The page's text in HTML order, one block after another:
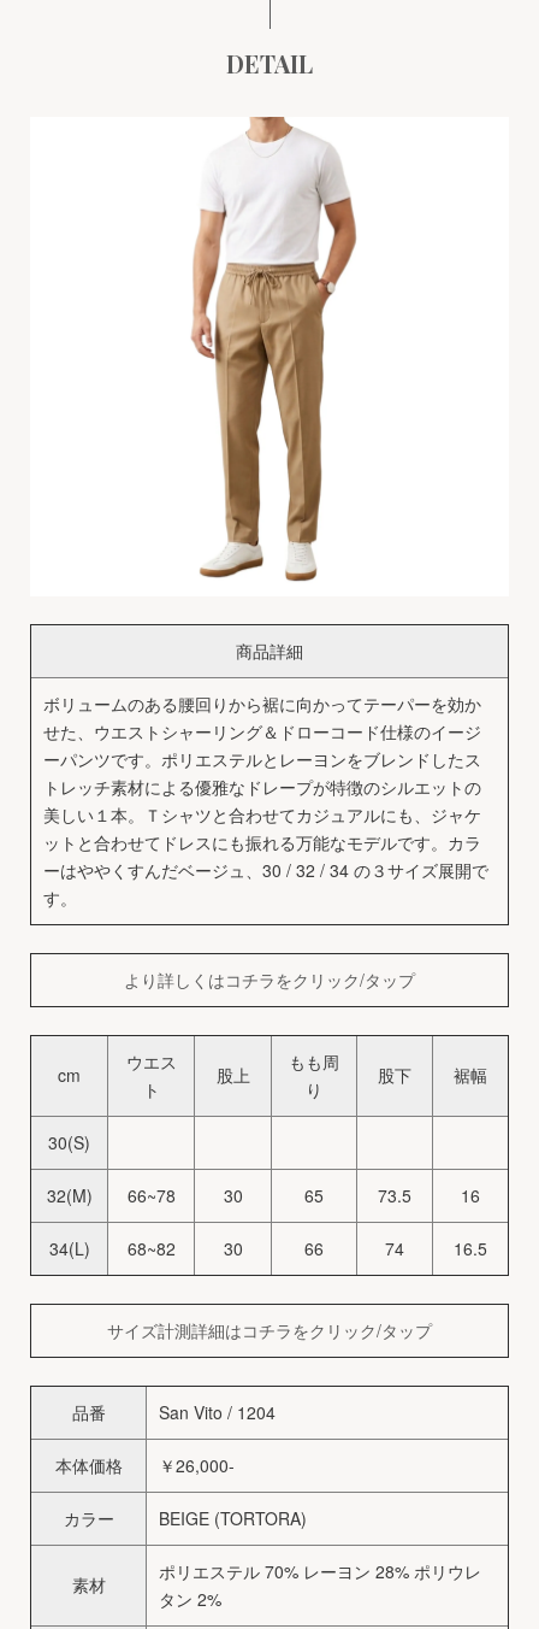
DETAIL
商品詳細
ボリュームのある腰回りから裾に向かってテーパーを効か
せた、ウエストシャーリング＆ドローコード仕様のイージ
ーパンツです。ポリエステルとレーヨンをブレンドしたス
トレッチ素材による優雅なドレープが特徴のシルエットの
美しい１本。Ｔシャツと合わせてカジュアルにも、ジャケ
ットと合わせてドレスにも振れる万能なモデルです。カラ
ーはややくすんだベージュ、30 / 32 / 34 の３サイズ展開で
す。
より詳しくはコチラをクリック/タップ
cm
ウエス
ト
股上
もも周
り
股下 裾幅
30(S)
32(M) 66~78 30 65 73.5 16
34(L) 68~82 30 66 74 16.5
サイズ計測詳細はコチラをクリック/タップ
品番 San Vito / 1204
本体価格 ￥26,000-
カラー BEIGE (TORTORA)
素材
ポリエステル 70% レーヨン 28% ポリウレ
タン 2%